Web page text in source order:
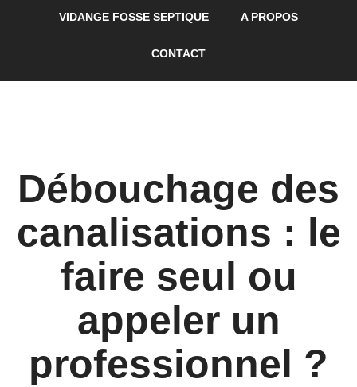
VIDANGE FOSSE SEPTIQUE A PROPOS
CONTACT
Débouchage des
canalisations : le
faire seul ou
appeler un
professionnel ?